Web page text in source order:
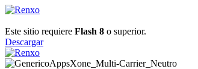
Este sitio requiere Flash 8 o superior.
Descargar